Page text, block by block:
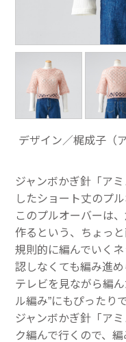
デザイン／梶成子（
ジャンボかぎ針「ア
したショート丈のプル
このプルオーバーは
作るという、ちょっと
規則的に編んでいく
認しなくても編み進
テレビを見ながら編
ル編み”にもぴったりで
ジャンボかぎ針「ア
ク編んで行くので、